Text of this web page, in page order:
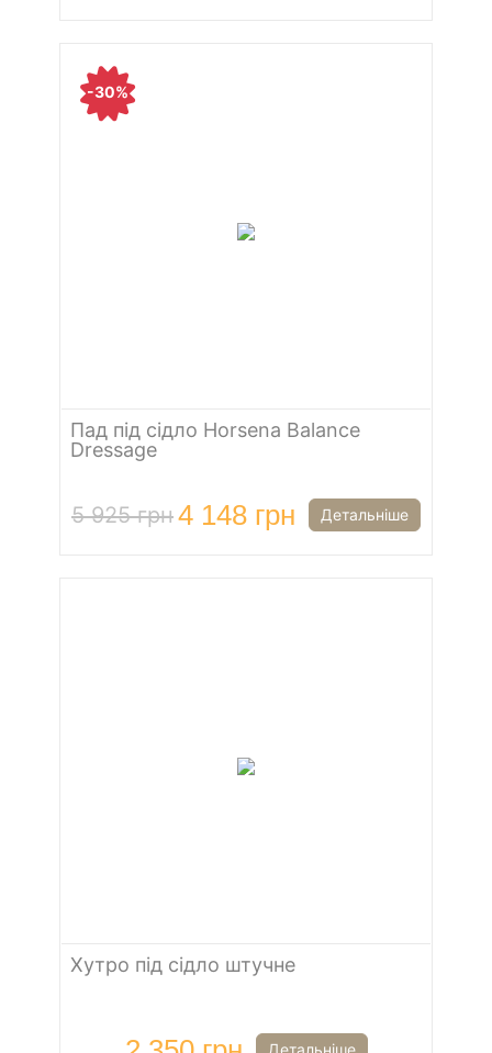
-30%
Пад під сідло Horsena Balance
Dressage
5 925 грн4 148 грн Детальніше
Хутро під сідло штучне